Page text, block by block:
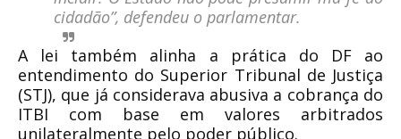
cidadão”, defendeu o parlamentar.
A lei também alinha a prática do DF ao
entendimento do Superior Tribunal de Justiça
(STJ), que já considerava abusiva a cobrança do
ITBI com base em valores arbitrados
unilateralmente pelo poder público.